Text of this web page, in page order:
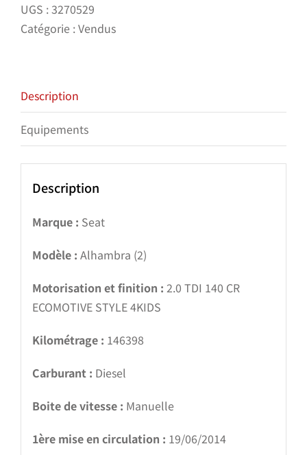
UGS :3270529
Catégorie :Vendus
Description
Equipements
Description
Marque : Seat
Modèle : Alhambra (2)
Motorisation et finition : 2.0 TDI 140 CR
ECOMOTIVE STYLE 4KIDS
Kilométrage : 146398
Carburant : Diesel
Boite de vitesse : Manuelle
1ère mise en circulation : 19/06/2014